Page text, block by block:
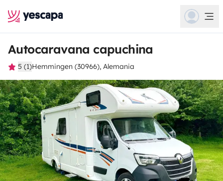
Autocaravana capuchina
5 (1)Hemmingen (30966), Alemania